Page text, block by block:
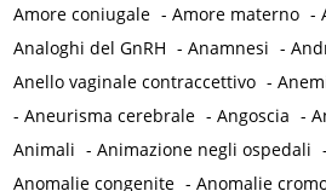
Amore coniugale -Amore materno -
Analoghi del GnRH -Anamnesi -
Anello vaginale contraccettivo -
-Aneurisma cerebrale -Angoscia -
Animali -Animazione negli ospedali
Anomalie congenite -Anomalie